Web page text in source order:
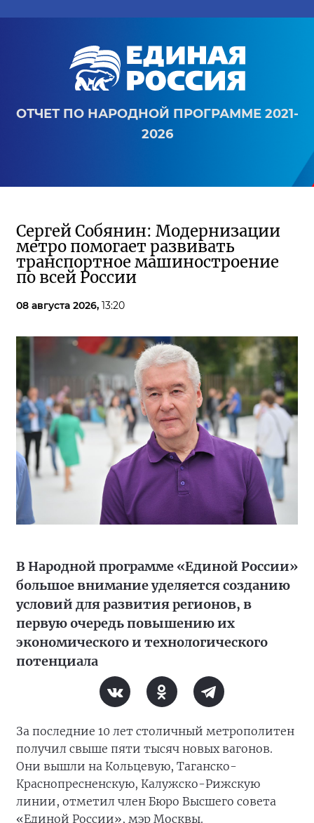
ОТЧЕТ ПО НАРОДНОЙ ПРОГРАММЕ 2021-
2026
Сергей Собянин: Модернизации
метро помогает развивать
транспортное машиностроение
по всей России
08 августа 2026, 13:20
В Народной программе «Единой России»
большое внимание уделяется созданию
условий для развития регионов, в
первую очередь повышению их
экономического и технологического
потенциала
За последние 10 лет столичный метрополитен
получил свыше пяти тысяч новых вагонов.
Они вышли на Кольцевую, Таганско-
Краснопресненскую, Калужско-Рижскую
линии, отметил член Бюро Высшего совета
«Единой России», мэр Москвы.